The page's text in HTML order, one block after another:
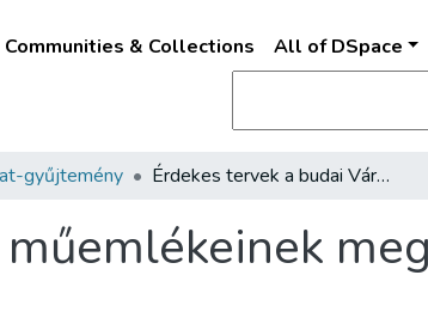
Communities & Collections All of DSpace
gyűjtemény Érdekes tervek a budai Vár műemlékeinek megóvására